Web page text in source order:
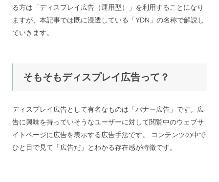
る方は「ディスプレイ広告（運用型）」を利用することになり
ますが、本記事では既に浸透している「YDN」の名称で解説し
ていきます。
そもそもディスプレイ広告って？
ディスプレイ広告として有名なものは「バナー広告」です。広
告に興味を持っていそうなユーザーに対して閲覧中のウェブサ
イトページに広告を表示する広告手法です。 コンテンツの中で
ひと目で見て「広告だ」とわかる存在感が特徴です。